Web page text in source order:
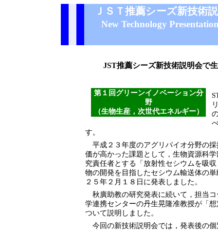
ＪＳＴ推薦シーズ新技術
New Technology
JST推薦シーズ新技術説明会で
第１回グリーンイノベーション分
野
（生物生産，次世代エネルギー）
す。
平成２３年度のアグリバイオ分野の
価が高かった課題として，生物資源科
究責任者とする「放射性セシウムを吸
物の開発を目指したセシウム輸送体の
２５年２月１８日に発表しました。
秋廣助教の研究発表に続いて，担当
学連携センターの丹生晃隆准教授が「
ついて説明しました。
今回の新技術説明会では，発表後の